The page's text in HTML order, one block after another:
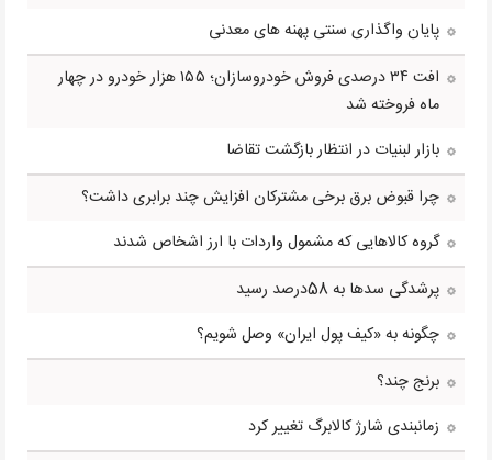
پایان واگذاری سنتی پهنه های معدنی
افت ۳۴ درصدی فروش خودروسازان؛ ۱۵۵ هزار خودرو در چهار
ماه فروخته شد
بازار لبنیات در انتظار بازگشت تقاضا
چرا قبوض برق برخی مشترکان افزایش چند برابری داشت؟
گروه کالاهایی که مشمول واردات با ارز اشخاص شدند
پرشدگی سدها به 58درصد رسید
چگونه به «کیف پول ایران» وصل شویم؟
برنج چند؟
زمانبندی شارژ کالابرگ تغییر کرد